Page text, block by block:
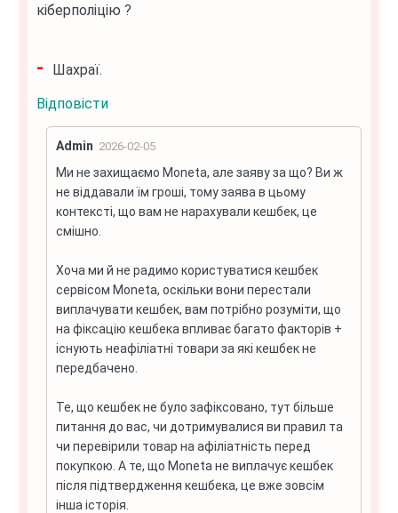
кіберполіцію ?
Шахраї.
Відповісти
Admin 2026-02-05
Ми не захищаємо Moneta, але заяву за що? Ви ж
не віддавали їм гроші, тому заява в цьому
контексті, що вам не нарахували кешбек, це
смішно.
Хоча ми й не радимо користуватися кешбек
сервісом Moneta, оскільки вони перестали
виплачувати кешбек, вам потрібно розуміти, що
на фіксацію кешбека впливає багато факторів +
існують неафіліатні товари за які кешбек не
передбачено.
Те, що кешбек не було зафіксовано, тут більше
питання до вас, чи дотримувалися ви правил та
чи перевірили товар на афіліатність перед
покупкою. А те, що Moneta не виплачує кешбек
після підтвердження кешбека, це вже зовсім
інша історія.